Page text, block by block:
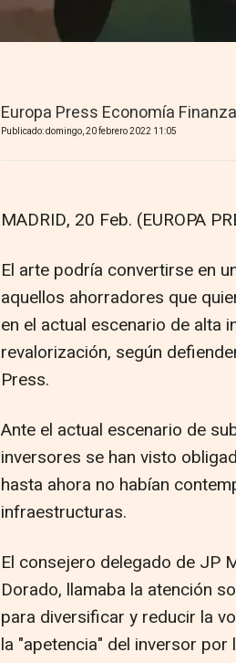
Europa Press Economía
Publicado: domingo, 20 febrero 2022 11:05
MADRID, 20 Feb. (EUROPA
El arte podría convertirse en
aquellos ahorradores que
en el actual escenario de alta
revalorización, según
Press.
Ante el actual escenario de
inversores se han visto
hasta ahora no habían
infraestructuras.
El consejero delegado de JP
Dorado, llamaba la atención
para diversificar y reducir la
la "apetencia" del inversor por